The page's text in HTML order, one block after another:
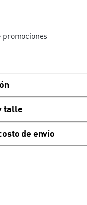
promociones
talle
de envío